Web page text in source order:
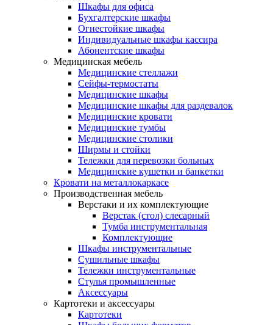
Шкафы для офиса
Бухгалтерские шкафы
Огнестойкие шкафы
Индивидуальные шкафы кассира
Абонентские шкафы
Медицинская мебель
Медицинские стеллажи
Сейфы-термостаты
Медицинские шкафы
Медицинские шкафы для раздевалок
Медицинские кровати
Медицинские тумбы
Медицинские столики
Ширмы и стойки
Тележки для перевозки больных
Медицинские кушетки и банкетки
Кровати на металлокаркасе
Производственная мебель
Верстаки и их комплектующие
Верстак (стол) слесарный
Тумба инструментальная
Комплектующие
Шкафы инструментальные
Сушильные шкафы
Тележки инструментальные
Стулья промышленные
Аксессуары
Картотеки и аксессуары
Картотеки